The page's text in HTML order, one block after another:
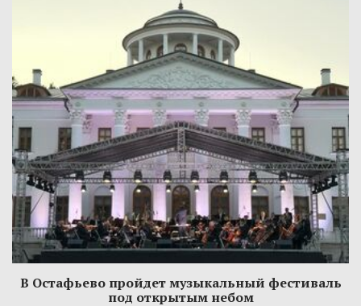
В Остафьево пройдет музыкальный фестиваль
под открытым небом